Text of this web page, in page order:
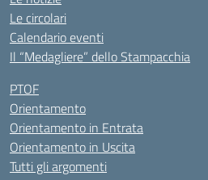
Le circolari
Calendario eventi
Il “Medagliere” dello Stampacchia
PTOF
Orientamento
Orientamento in Entrata
Orientamento in Uscita
Tutti gli argomenti